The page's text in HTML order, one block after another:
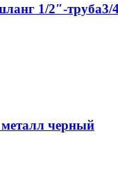
1/2″-труба3/
черный